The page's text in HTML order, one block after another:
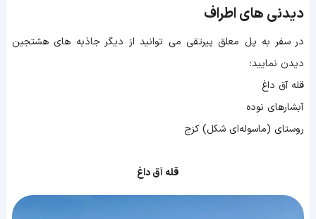
دیدنی های اطراف
در سفر به پل معلق پیرتقی می توانید از دیگر جاذبه های هشتجین
دیدن نمایید:
قله آق داغ
آبشارهای نوده
روستای (ماسوله‌ای شکل) کزج
قله آق داغ